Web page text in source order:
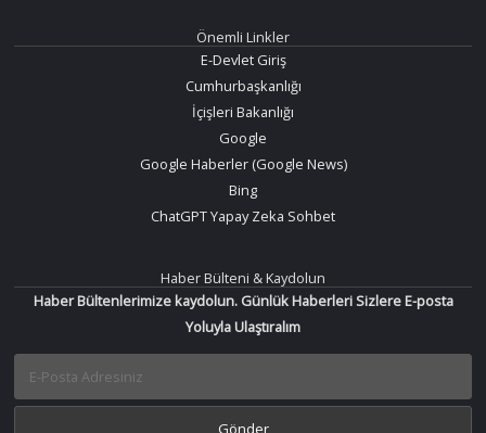
Önemli Linkler
E-Devlet Giriş
Cumhurbaşkanlığı
İçişleri Bakanlığı
Google
Google Haberler (Google News)
Bing
ChatGPT Yapay Zeka Sohbet
Haber Bülteni & Kaydolun
Haber Bültenlerimize kaydolun. Günlük Haberleri Sizlere E-posta
Yoluyla Ulaştıralım